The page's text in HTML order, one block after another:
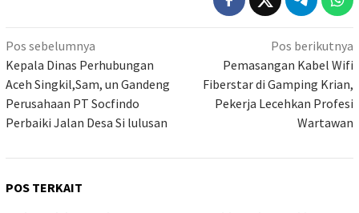
Navigasi
pos
Pos sebelumnya
Kepala Dinas Perhubungan
Aceh Singkil,Sam, un Gandeng
Perusahaan PT Socfindo
Perbaiki Jalan Desa Si lulusan
Pos berikutnya
Pemasangan Kabel Wifi
Fiberstar di Gamping Krian,
Pekerja Lecehkan Profesi
Wartawan
POS TERKAIT